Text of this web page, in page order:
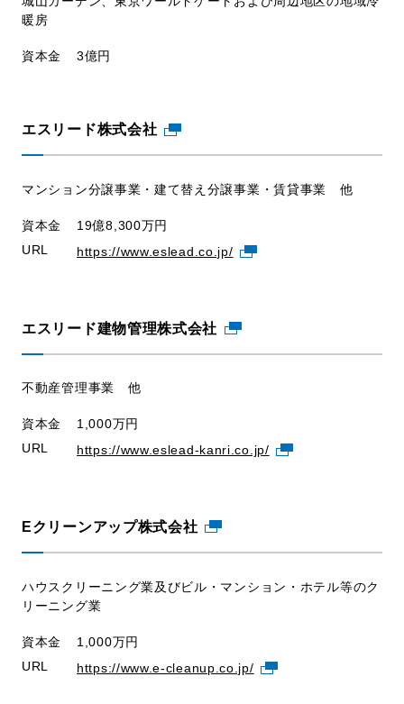
暖房
資本金 3億円
エスリード株式会社
マンション分譲事業・建て替え分譲事業・賃貸事業 他
資本金
19億8,300万円
URL
https://www.eslead.co.jp/
エスリード建物管理株式会社
不動産管理事業 他
資本金
1,000万円
URL
https://www.eslead-kanri.co.jp/
Eクリーンアップ株式会社
ハウスクリーニング業及びビル・マンション・ホテル等のク
リーニング業
資本金
1,000万円
URL
https://www.e-cleanup.co.jp/